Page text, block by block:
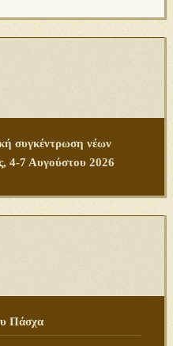
συγκέντρωση νέων
4-7 Αυγούστου 2026
Πάσχα